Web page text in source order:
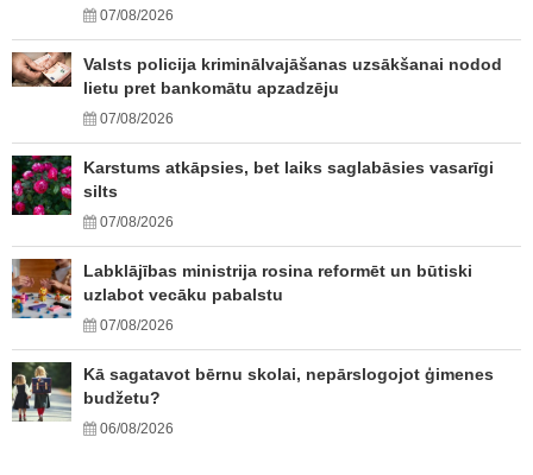
07/08/2026
Valsts policija kriminālvajāšanas uzsākšanai nodod
lietu pret bankomātu apzadzēju
07/08/2026
Karstums atkāpsies, bet laiks saglabāsies vasarīgi
silts
07/08/2026
Labklājības ministrija rosina reformēt un būtiski
uzlabot vecāku pabalstu
07/08/2026
Kā sagatavot bērnu skolai, nepārslogojot ģimenes
budžetu?
06/08/2026